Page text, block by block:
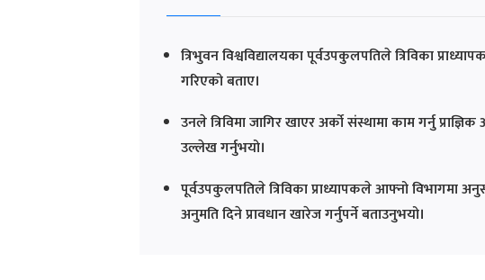
त्रिभुवन विश्वविद्यालयका पूर्वउपकुलपतिले त्रिविका
गरिएको बताए।
उनले त्रिविमा जागिर खाएर अर्को संस्थामा काम गर्नु
उल्लेख गर्नुभयो।
पूर्वउपकुलपतिले त्रिविका प्राध्यापकले आफ्नो विभागमा
अनुमति दिने प्रावधान खारेज गर्नुपर्ने बताउनुभयो।